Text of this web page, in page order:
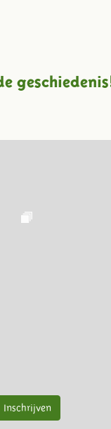
geschiedenis!
Inschrijven